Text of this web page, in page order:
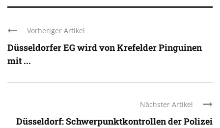
Vorheriger Artikel
Düsseldorfer EG wird von Krefelder Pinguinen
mit ...
Nächster Artikel
Düsseldorf: Schwerpunktkontrollen der Polizei